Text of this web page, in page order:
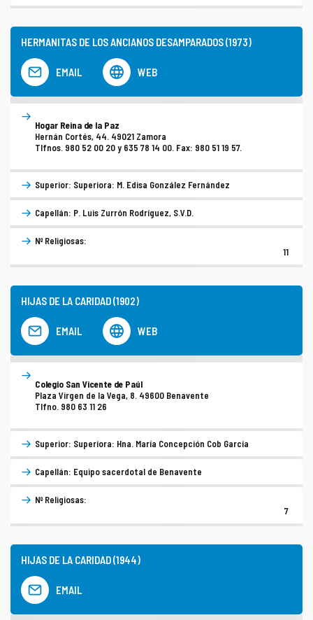
HERMANITAS DE LOS ANCIANOS DESAMPARADOS (1973)
EMAIL WEB
Hogar Reina de la Paz
Hernán Cortés, 44. 49021 Zamora
Tlfnos. 980 52 00 20 y 635 78 14 00. Fax: 980 51 19 57.
Superior: Superiora: M. Edisa González Fernández
Capellán: P. Luis Zurrón Rodríguez, S.V.D.
Nº Religiosas:
11
HIJAS DE LA CARIDAD (1902)
EMAIL WEB
Colegio San Vicente de Paúl
Plaza Virgen de la Vega, 8. 49600 Benavente
Tlfno. 980 63 11 26
Superior: Superiora: Hna. María Concepción Cob García
Capellán: Equipo sacerdotal de Benavente
Nº Religiosas:
7
HIJAS DE LA CARIDAD (1944)
EMAIL